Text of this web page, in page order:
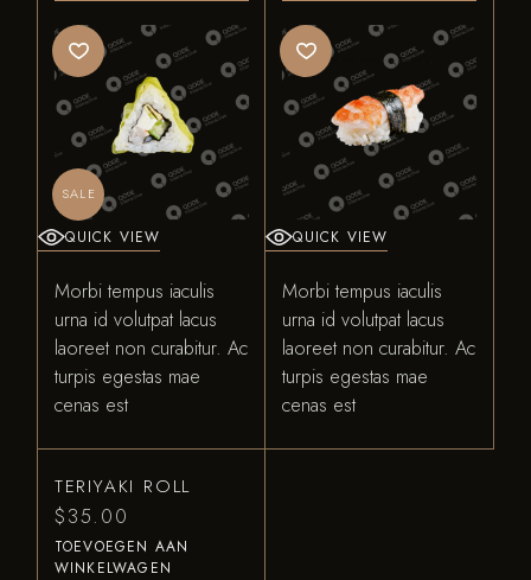
SALE
QUICK VIEW
Morbi tempus iaculis
urna id volutpat lacus
laoreet non curabitur. Ac
turpis egestas mae
cenas est
QUICK VIEW
Morbi tempus iaculis
urna id volutpat lacus
laoreet non curabitur. Ac
turpis egestas mae
cenas est
TERIYAKI ROLL
$35.00
TOEVOEGEN AAN
WINKELWAGEN